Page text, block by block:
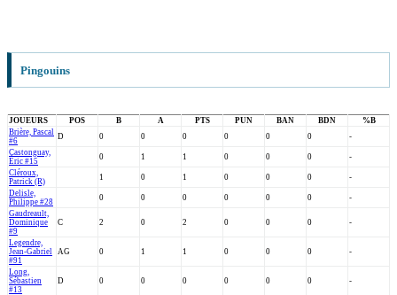
Pingouins
JOUEURS POS B A PTS PUN BAN BDN
%B
Brière, Pascal
#6
D 0 0 0 0 0 0
-
Castonguay,
Éric #15
0 1 1 0 0 0
-
Cléroux,
Patrick (R)
1 0 1 0 0 0
-
Delisle,
Philippe #28
0 0 0 0 0 0
-
Gaudreault,
Dominique
#9
C 2 0 2 0 0 0 -
Legendre,
Jean-Gabriel
#91
AG 0 1 1 0 0 0 -
Long,
Sébastien
#13
D 0 0 0 0 0 0 -